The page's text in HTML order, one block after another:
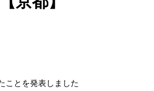
ことを発表しました